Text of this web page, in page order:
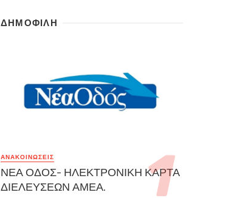
ΔΗΜΟΦΙΛΗ
ΑΝΑΚΟΙΝΏΣΕΙΣ
ΝΕΑ ΟΔΟΣ- ΗΛΕΚΤΡΟΝΙΚΗ ΚΑΡΤΑ
ΔΙΕΛΕΥΣΕΩΝ ΑΜΕΑ.